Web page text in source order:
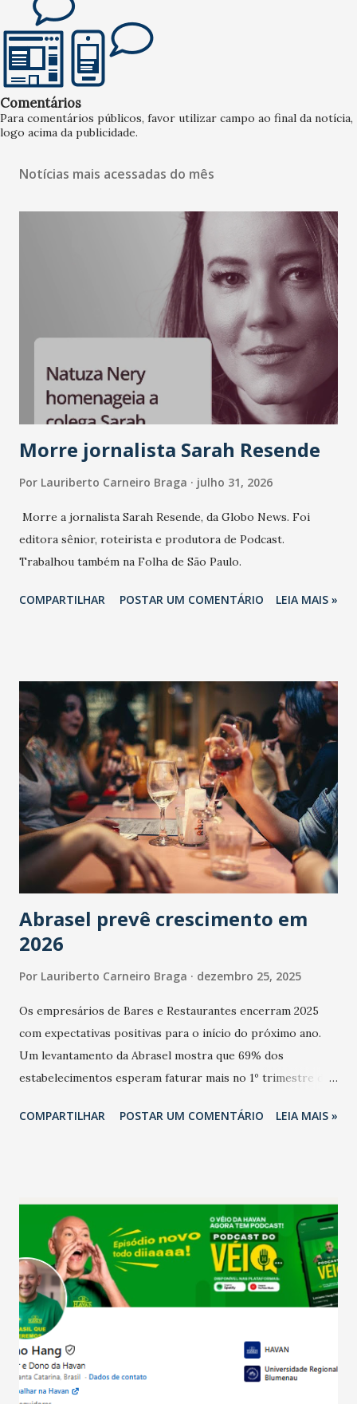
Comentários
Para comentários públicos, favor utilizar campo ao final da notícia,
logo acima da publicidade.
Notícias mais acessadas do mês
Morre jornalista Sarah Resende
Por Lauriberto Carneiro Braga julho 31, 2026
Morre a jornalista Sarah Resende, da Globo News. Foi
editora sênior, roteirista e produtora de Podcast.
Trabalhou também na Folha de São Paulo.
COMPARTILHAR POSTAR UM COMENTÁRIO LEIA MAIS »
Abrasel prevê crescimento em
2026
Por Lauriberto Carneiro Braga dezembro 25, 2025
Os empresários de Bares e Restaurantes encerram 2025
com expectativas positivas para o início do próximo ano.
Um levantamento da Abrasel mostra que 69% dos
estabelecimentos esperam faturar mais no 1º trimestre de
relação ao último trimestre deste ano, 56% também
confraternizações de fim de ano e pelo pagamento do 13º
Salário para um número maior de trabalhadores, já que o
país tem a menor taxa de desemprego dos anos recentes.
Ainda segundo a Pesquisa, em novembro de 2025, 40% dos
bares e restaurantes operaram com lucro e outros 40%
registraram equilíbrio financeiro. Já o percentual de
estabelecimentos no prejuízo ficou em 19%, pouco abaixo
do observado no mês anterior. Outros 1% não existiam em
novembro. Em relação a outubro, o faturamento também
COMPARTILHAR POSTAR UM COMENTÁRIO LEIA MAIS »